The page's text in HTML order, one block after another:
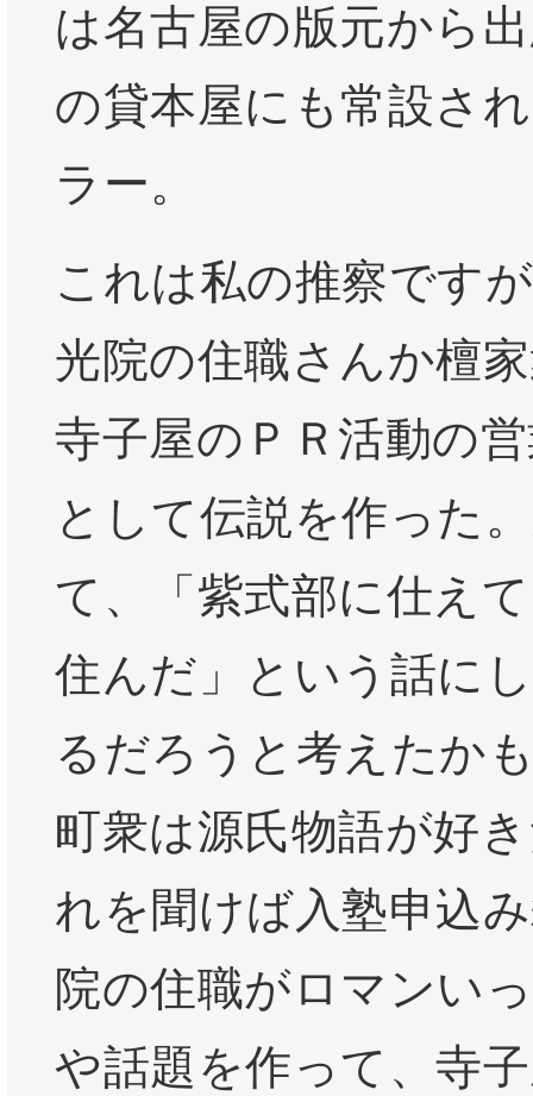
は名古屋の版元から
の貸本屋にも常設さ
ラー。
これは私の推察です
光院の住職さんか檀
寺子屋のＰＲ活動の
として伝説を作った
て、「紫式部に仕え
住んだ」という話に
るだろうと考えたか
町衆は源氏物語が好
れを聞けば入塾申込
院の住職がロマンい
や話題を作って、寺